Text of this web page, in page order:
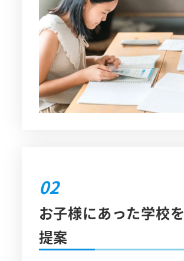
02
お子様にあった学校を
提案